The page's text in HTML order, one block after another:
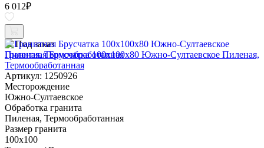
6 012₽
Под заказ
Гранитная Брусчатка 100х100x80 Южно-Султаевское Пиленая,
Термообработанная
Артикул: 1250926
Месторождение
Южно-Султаевское
Обработка гранита
Пиленая, Термообработанная
Размер гранита
100х100